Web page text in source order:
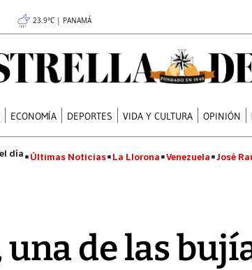
23.9°C | PANAMÁ
ECONOMÍA DEPORTES VIDA Y CULTURA OPINIÓN
Últimas Noticias La Llorona Venezuela José
de las